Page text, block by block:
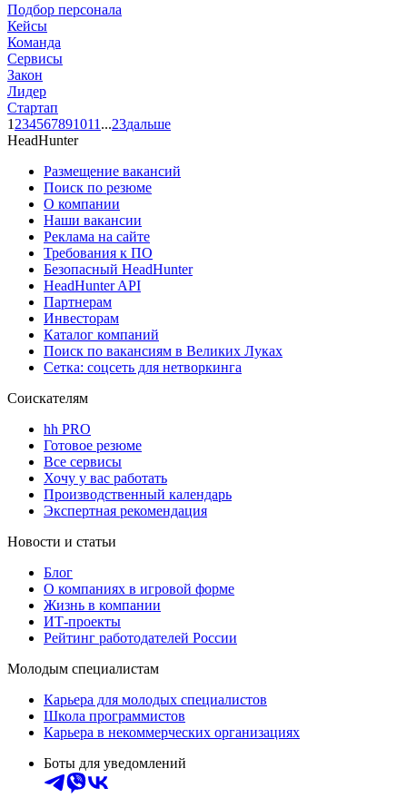
Подбор персонала
Кейсы
Команда
Сервисы
Закон
Лидер
Стартап
1 234567891011 ...23дальше
HeadHunter
Размещение вакансий
Поиск по резюме
О компании
Наши вакансии
Реклама на сайте
Требования к ПО
Безопасный HeadHunter
HeadHunter API
Партнерам
Инвесторам
Каталог компаний
Поиск по вакансиям в Великих Луках
Сетка: соцсеть для нетворкинга
Соискателям
hh PRO
Готовое резюме
Все сервисы
Хочу у вас работать
Производственный календарь
Экспертная рекомендация
Новости и статьи
Блог
О компаниях в игровой форме
Жизнь в компании
ИТ-проекты
Рейтинг работодателей России
Молодым специалистам
Карьера для молодых специалистов
Школа программистов
Карьера в некоммерческих организациях
Боты для уведомлений